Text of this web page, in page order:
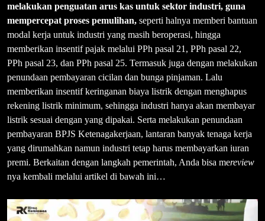
melakukan penguatan arus kas untuk sektor industri, guna
mempercepat proses pemulihan, seperti halnya memberi bantuan
modal kerja untuk industri yang masih beroperasi, hingga
memberikan insentif pajak melalui PPh pasal 21, PPh pasal 22,
PPh pasal 23, dan PPh pasal 25. Termasuk juga dengan melakukan
penundaan pembayaran cicilan dan bunga pinjaman. Lalu
memberikan insentif keringanan biaya listrik dengan menghapus
rekening listrik minimum, sehingga industri hanya akan membayar
listrik sesuai dengan yang dipakai. Serta melakukan penundaan
pembayaran BPJS Ketenagakerjaan, lantaran banyak tenaga kerja
yang dirumahkan namun industri tetap harus membayarkan iuran
premi. Berkaitan dengan langkah pemerintah, Anda bisa mereview
nya kembali melalui artikel di bawah ini…